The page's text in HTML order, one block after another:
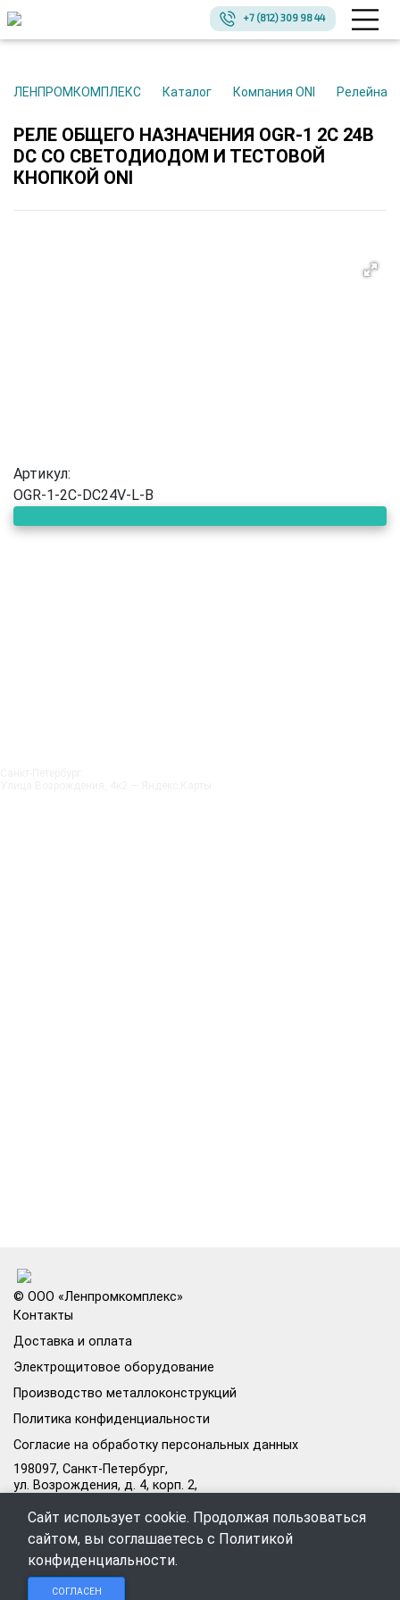
+7 (812) 309 98 44
ЛЕНПРОМКОМПЛЕКС Каталог Компания ONI
РЕЛЕ ОБЩЕГО НАЗНАЧЕНИЯ OGR-1 2C 24В
DC СО СВЕТОДИОДОМ И ТЕСТОВОЙ
КНОПКОЙ ONI
Артикул:
OGR-1-2C-DC24V-L-B
© ООО «Ленпромкомплекс»
Контакты
Доставка и оплата
Электрощитовое оборудование
Производство металлоконструкций
Политика конфиденциальности
Согласие на обработку персональных данных
198097, Санкт-Петербург,
ул. Возрождения, д. 4, корп. 2,
Режим работы офиса:
Пн–Пт: 09:00–18:00
+7 (812) 309-98-44
Сайт использует cookie. Продолжая пользоваться
сайтом, вы соглашаетесь с Политикой
конфиденциальности.
СОГЛАСЕН